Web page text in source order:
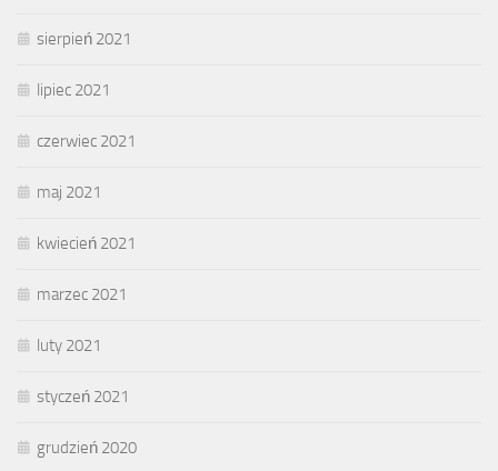
sierpień 2021
lipiec 2021
czerwiec 2021
maj 2021
kwiecień 2021
marzec 2021
luty 2021
styczeń 2021
grudzień 2020